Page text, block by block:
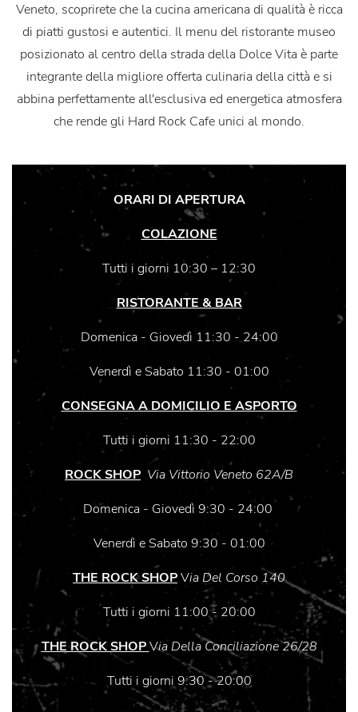
Veneto, scoprirete che la cucina americana di qualità è ricca
di piatti gustosi e autentici. Il menu del ristorante museo
posizionato al centro della strada della Dolce Vita è parte
integrante della migliore offerta culinaria della città e si
abbina perfettamente all'esclusiva ed energetica atmosfera
che rende gli Hard Rock Cafe unici al mondo.
ORARI DI APERTURA
COLAZIONE
Tutti i giorni 10:30 – 12:30
RISTORANTE & BAR
Domenica - Giovedì 11:30 - 24:00
Venerdì e Sabato 11:30 - 01:00
CONSEGNA A DOMICILIO E ASPORTO
Tutti i giorni 11:30 - 22:00
ROCK SHOP Via Vittorio Veneto 62A/B
Domenica - Giovedì 9:30 - 24:00
Venerdì e Sabato 9:30 - 01:00
THE ROCK SHOPVia Del Corso 140
Tutti i giorni 11:00 - 20:00
THE ROCK SHOPVia Della Conciliazione 26/28
Tutti i giorni 9:30 - 20:00